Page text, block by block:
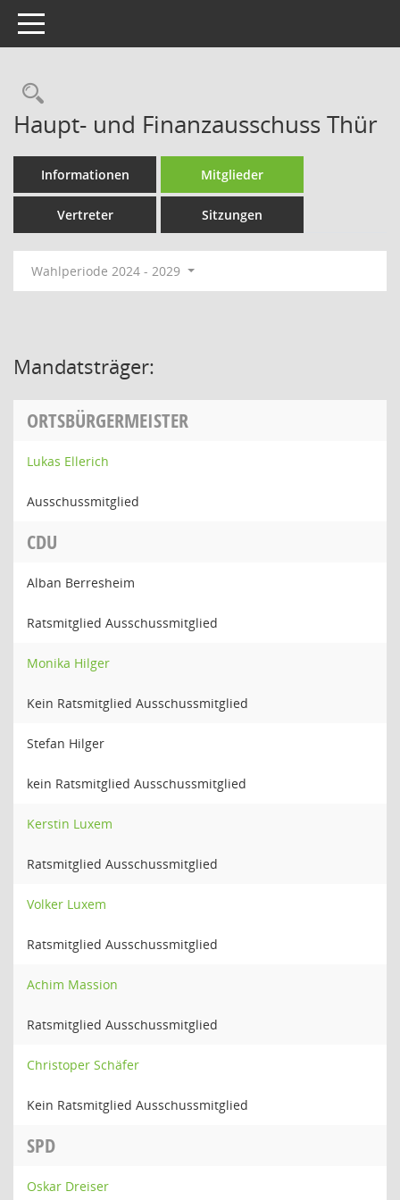
Toggle navigation
Rechercheauswahl
Haupt- und Finanzausschuss Thür
Informationen Mitglieder
Vertreter Sitzungen
Wahlperiode 2024 - 2029
Mandatsträger:
ORTSBÜRGERMEISTER
Lukas Ellerich
Ausschussmitglied
CDU
Alban Berresheim
Ratsmitglied Ausschussmitglied
Monika Hilger
Kein Ratsmitglied Ausschussmitglied
Stefan Hilger
kein Ratsmitglied Ausschussmitglied
Kerstin Luxem
Ratsmitglied Ausschussmitglied
Volker Luxem
Ratsmitglied Ausschussmitglied
Achim Massion
Ratsmitglied Ausschussmitglied
Christoper Schäfer
Kein Ratsmitglied Ausschussmitglied
SPD
Oskar Dreiser